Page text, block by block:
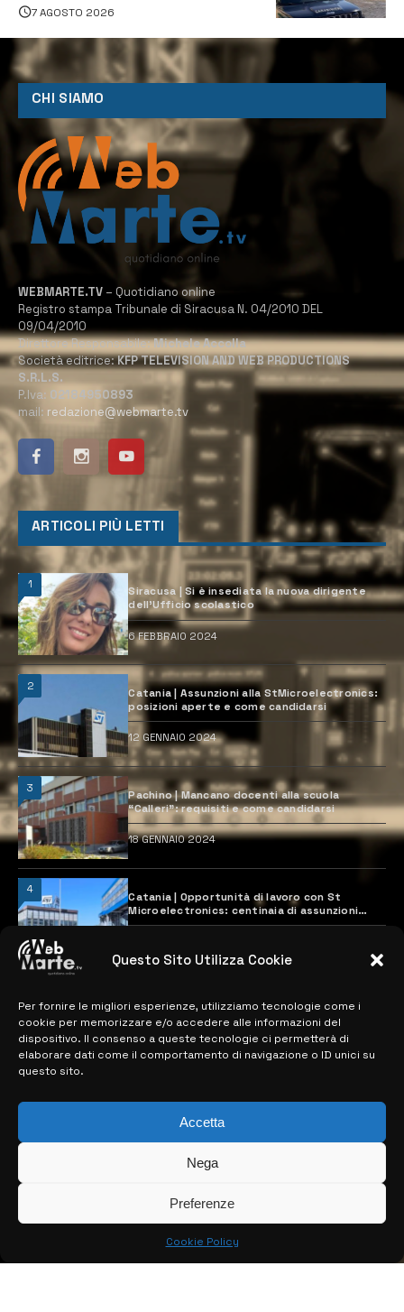
Questo Sito Utilizza Cookie
Per fornire le migliori esperienze, utilizziamo tecnologie come i
cookie per memorizzare e/o accedere alle informazioni del
dispositivo. Il consenso a queste tecnologie ci permetterà di
elaborare dati come il comportamento di navigazione o ID unici su
questo sito.
Accetta
Nega
Preferenze
Cookie Policy
7 AGOSTO 2026
CHI SIAMO
WEBMARTE.TV – Quotidiano online
Registro stampa Tribunale di Siracusa N. 04/2010 DEL
09/04/2010
Direttore Responsabile:Michele Accolla
Società editrice:KFP TELEVISION AND WEB PRODUCTIONS
S.R.L.S.
P.Iva: 02184950893
mail: redazione@webmarte.tv
ARTICOLI PIÙ LETTI
1
Siracusa | Si è insediata la nuova dirigente
dell’Ufficio scolastico
6 FEBBRAIO 2024
2
Catania | Assunzioni alla StMicroelectronics:
posizioni aperte e come candidarsi
12 GENNAIO 2024
3
Pachino | Mancano docenti alla scuola
“Calleri”: requisiti e come candidarsi
18 GENNAIO 2024
4
Catania | Opportunità di lavoro con St
Microelectronics: centinaia di assunzioni
previste
MAPPA DEL SITO
> NOTIZIE